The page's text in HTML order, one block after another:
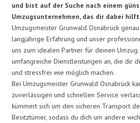
und bist auf der Suche nach einem
Umzugsunternehmen, das dir dabei
Umzugsmeister Grunwald Osnabrück
langjährige Erfahrung und unser
uns zum idealen Partner für deinen
umfangreiche Dienstleistungen an, die dir
und stressfrei wie möglich machen.
Bei Umzugsmeister Grunwald Osnabrück
zuverlässigen und schnellen Service
kümmert sich um den sicheren Transport
Besitztümer, sodass du dich um andere